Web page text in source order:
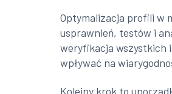
Optymalizacja profili w
usprawnień, testów i
weryfikacja wszystkich
wpływać na
Kolejny krok to